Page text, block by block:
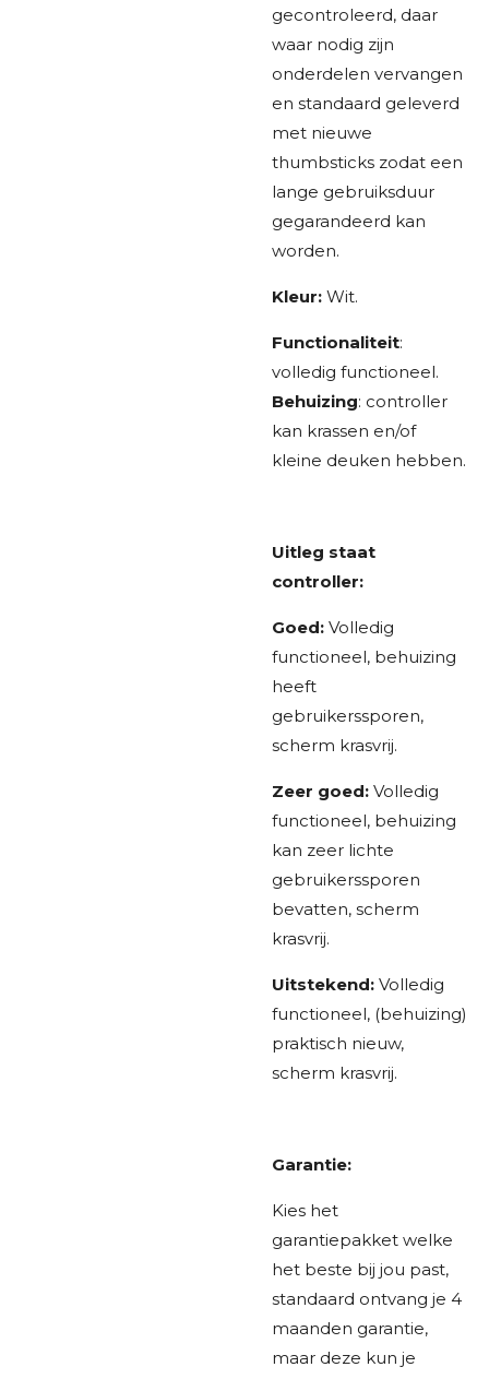
gecontroleerd, daar
waar nodig zijn
onderdelen vervangen
en standaard geleverd
met nieuwe
thumbsticks zodat een
lange gebruiksduur
gegarandeerd kan
worden.
Kleur: Wit.
Functionaliteit:
volledig functioneel.
Behuizing: controller
kan krassen en/of
kleine deuken hebben.
Uitleg staat
controller:
Goed: Volledig
functioneel, behuizing
heeft
gebruikerssporen,
scherm krasvrij.
Zeer goed: Volledig
functioneel, behuizing
kan zeer lichte
gebruikerssporen
bevatten, scherm
krasvrij.
Uitstekend: Volledig
functioneel, (behuizing)
praktisch nieuw,
scherm krasvrij.
Garantie:
Kies het
garantiepakket welke
het beste bij jou past,
standaard ontvang je 4
maanden garantie,
maar deze kun je